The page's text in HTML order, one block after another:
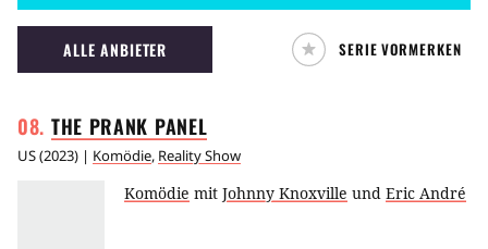
ALLE ANBIETER SERIE VORMERKEN
THE PRANK PANEL
US(2023) | Komödie, Reality Show
Komödie mit Johnny Knoxville und Eric André